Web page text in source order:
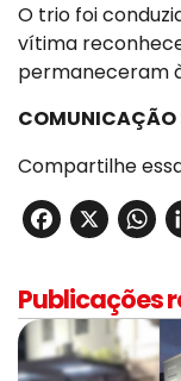
O trio foi
vítima
permaneceram
COMUNICAÇÃO
Compartilhe
X
Publicações